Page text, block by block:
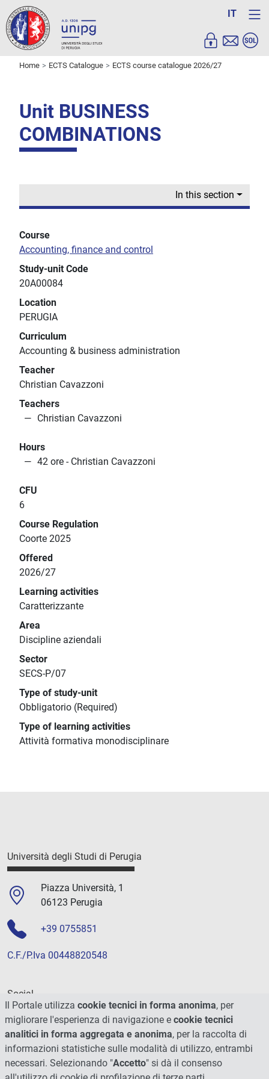
IT
Home ECTS Catalogue ECTS course catalogue 2026/27
Unit BUSINESS
COMBINATIONS
In this section
Course
Accounting, finance and control
Study-unit Code
20A00084
Location
PERUGIA
Curriculum
Accounting & business administration
Teacher
Christian Cavazzoni
Teachers
Christian Cavazzoni
Hours
42 ore - Christian Cavazzoni
CFU
6
Course Regulation
Coorte 2025
Offered
2026/27
Learning activities
Caratterizzante
Area
Discipline aziendali
Sector
SECS-P/07
Type of study-unit
Obbligatorio (Required)
Type of learning activities
Attività formativa monodisciplinare
Università degli Studi di Perugia
Piazza Università, 1
06123 Perugia
+39 0755851
C.F./P.Iva 00448820548
Social
Il Portale utilizza cookie tecnici in forma anonima, per
migliorare l'esperienza di navigazione e cookie tecnici
analitici in forma aggregata e anonima, per la raccolta di
informazioni statistiche sulle modalità di utilizzo, entrambi
necessari. Selezionando "Accetto" si dà il consenso